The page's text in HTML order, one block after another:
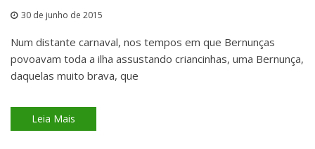
30 de junho de 2015
Num distante carnaval, nos tempos em que Bernunças
povoavam toda a ilha assustando criancinhas, uma Bernunça,
daquelas muito brava, que
Leia Mais